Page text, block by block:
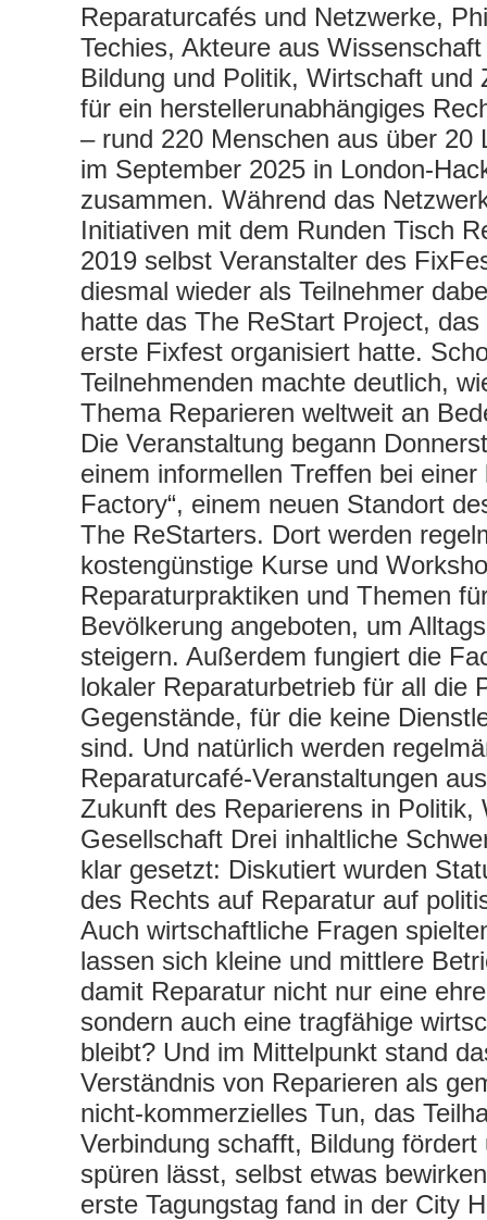
Reparaturcafés und Netzwerke,
Techies, Akteure aus
Bildung und Politik, Wirtschaft und
für ein herstellerunabhängiges
– rund 220 Menschen aus über 20
im September 2025 in London-
zusammen. Während das
Initiativen mit dem Runden Tisch
2019 selbst Veranstalter des
diesmal wieder als Teilnehmer
hatte das The ReStart Project,
erste Fixfest organisiert hatte.
Teilnehmenden machte deutlich,
Thema Reparieren weltweit an
Die Veranstaltung begann
einem informellen Treffen bei einer
Factory“, einem neuen Standort
The ReStarters. Dort werden
kostengünstige Kurse und
Reparaturpraktiken und Themen
Bevölkerung angeboten, um
steigern. Außerdem fungiert die
lokaler Reparaturbetrieb für all die
Gegenstände, für die keine
sind. Und natürlich werden
Reparaturcafé-Veranstaltungen
Zukunft des Reparierens in Politik,
Gesellschaft Drei inhaltliche
klar gesetzt: Diskutiert wurden
des Rechts auf Reparatur auf
Auch wirtschaftliche Fragen
lassen sich kleine und mittlere
damit Reparatur nicht nur eine
sondern auch eine tragfähige
bleibt? Und im Mittelpunkt stand
Verständnis von Reparieren als
nicht-kommerzielles Tun, das
Verbindung schafft, Bildung fördert
spüren lässt, selbst etwas
erste Tagungstag fand in der City